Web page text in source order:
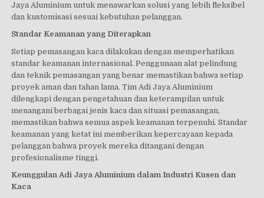
Jaya Aluminium untuk menawarkan solusi yang lebih fleksibel
dan kustomisasi sesuai kebutuhan pelanggan.
Standar Keamanan yang Diterapkan
Setiap pemasangan kaca dilakukan dengan memperhatikan
standar keamanan internasional. Penggunaan alat pelindung
dan teknik pemasangan yang benar memastikan bahwa setiap
proyek aman dan tahan lama. Tim Adi Jaya Aluminium
dilengkapi dengan pengetahuan dan keterampilan untuk
menangani berbagai jenis kaca dan situasi pemasangan,
memastikan bahwa semua aspek keamanan terpenuhi. Standar
keamanan yang ketat ini memberikan kepercayaan kepada
pelanggan bahwa proyek mereka ditangani dengan
profesionalisme tinggi.
Keunggulan Adi Jaya Aluminium dalam Industri Kusen dan
Kaca